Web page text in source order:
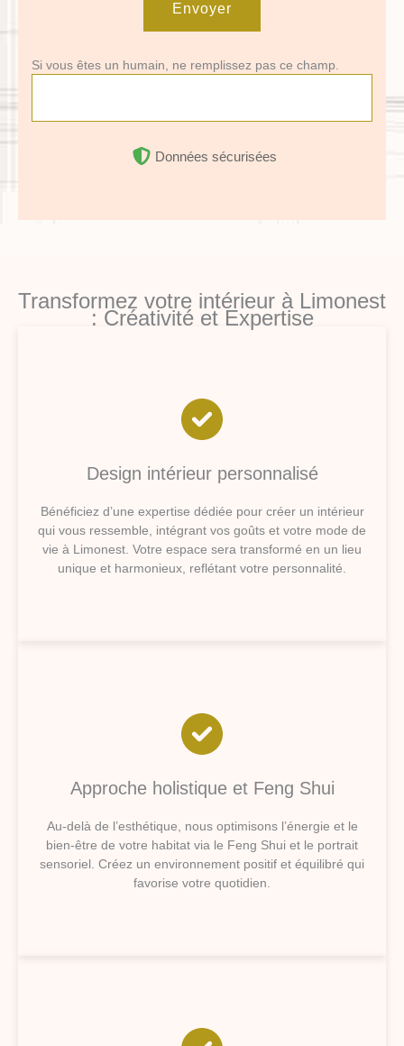
Envoyer
Si vous êtes un humain, ne remplissez pas ce champ.
Données sécurisées
Transformez votre intérieur à Limonest
: Créativité et Expertise
Design intérieur personnalisé
Bénéficiez d’une expertise dédiée pour créer un intérieur
qui vous ressemble, intégrant vos goûts et votre mode de
vie à Limonest. Votre espace sera transformé en un lieu
unique et harmonieux, reflétant votre personnalité.
Approche holistique et Feng Shui
Au-delà de l’esthétique, nous optimisons l’énergie et le
bien-être de votre habitat via le Feng Shui et le portrait
sensoriel. Créez un environnement positif et équilibré qui
favorise votre quotidien.